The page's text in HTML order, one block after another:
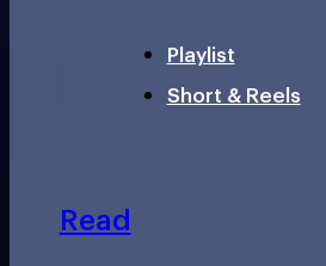
Playlist
Short & Reels
Read